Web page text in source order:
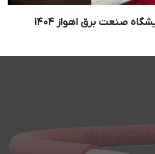
صنعت برق اهواز ۱۴۰۴